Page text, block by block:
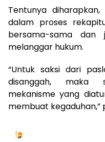
Tentunya
dalam proses
bersama-sama
melanggar hukum.
“Untuk saksi dari
disanggah, maka
mekanisme yang
membuat kegaduhan,”